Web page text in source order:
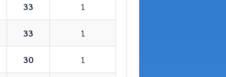
33 1
33 1
30 1